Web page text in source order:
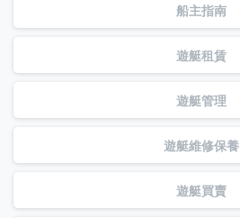
船主指南
遊艇租賃
遊艇管理
遊艇維修保養
遊艇買賣